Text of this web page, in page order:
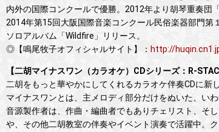
内外の国際コンクールで優勝。2012年より胡琴重奏
2014年第15回大阪国際音楽コンクール民俗楽器部門
ソロアルバム「Wildfire」リリース。
◎【鳴尾牧子オフィシャルサイト】： http://
【二胡マイナスワン（カラオケ）CDシリーズ：R-
二胡をもっと華やかにしてくれるカラオケ伴奏CDに新
マイナスワンとは、主メロディ部分だけをぬいた、い
音源製作者は、作曲・編曲者でもありチェリスト、そ
や、その他二胡教室の伴奏やイベント演奏で活躍中。